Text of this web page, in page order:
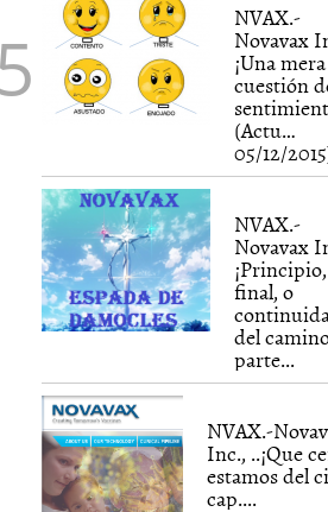
NVAX.-
Novavax
¡Una mera
cuestión
(Actu…
05/12/
NVAX.-
Novavax
¡Principio,
final, o
del
parte...
NVAX.-
Inc., ..¡Que
estamos del
cap....